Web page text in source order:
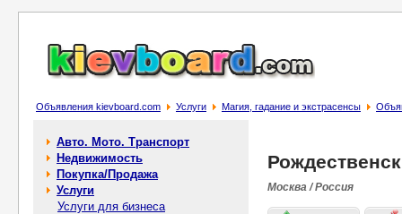
Объявления kievboard.com Услуги Магия, гадание и экстрасенсы
Авто. Мото. Транспорт
Недвижимость
Покупка/Продажа
Услуги
Услуги для бизнеса
Москва / Россия